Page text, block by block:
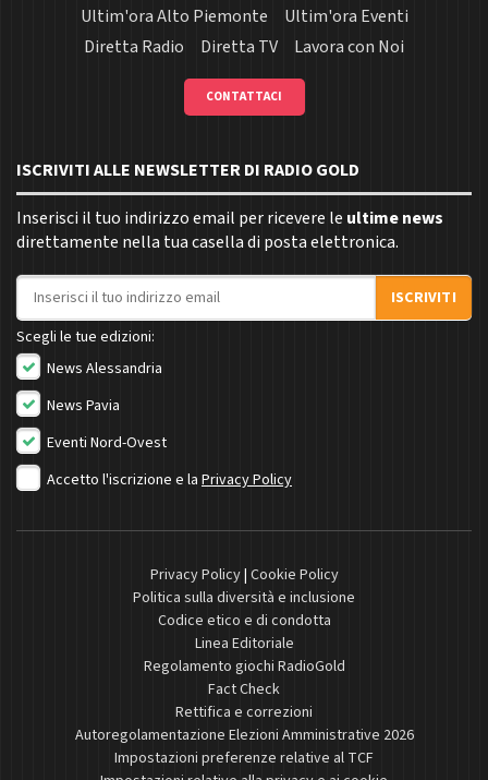
Ultim'ora Alto Piemonte
Ultim'ora Eventi
Diretta Radio
Diretta TV Lavora con Noi
CONTATTACI
ISCRIVITI ALLE NEWSLETTER DI RADIO GOLD
Inserisci il tuo indirizzo email per ricevere le ultime news
direttamente nella tua casella di posta elettronica.
Indirizzo email
ISCRIVITI
Scegli le tue edizioni:
News Alessandria
News Pavia
Eventi Nord-Ovest
Accetto l'iscrizione e la Privacy Policy
Privacy Policy| Cookie Policy
Politica sulla diversità e inclusione
Codice etico e di condotta
Linea Editoriale
Regolamento giochi RadioGold
Fact Check
Rettifica e correzioni
Autoregolamentazione Elezioni Amministrative 2026
Impostazioni preferenze relative al TCF